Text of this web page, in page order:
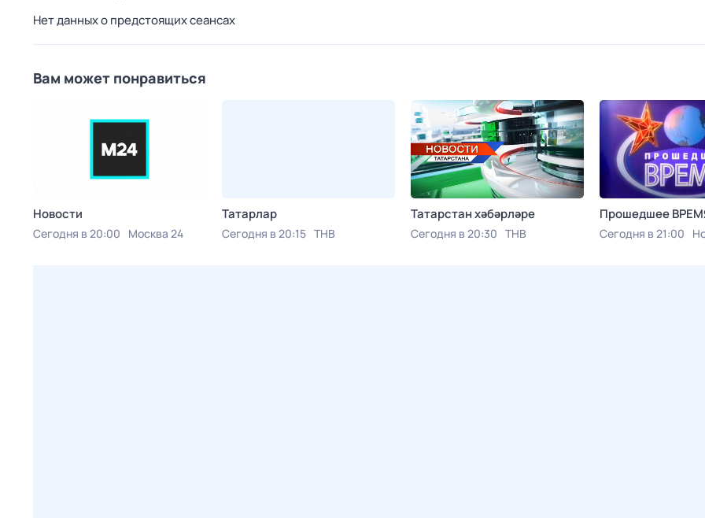
Нет данных о предстоящих сеансах
Вам может понравиться
Новости
Сегодня в 20:00 Москва 24
Татарлар
Сегодня в 20:15 ТНВ
Татарстан хәбәрләре
Сегодня в 20:30 ТНВ
Прошедшее
Сегодня в 21:00